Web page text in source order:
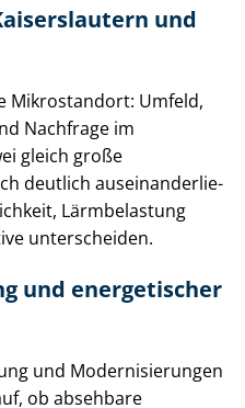
und
Mikrostandort: Umfeld,
Nachfrage im
gleich große
deutlich aus­ein­an­der­lie­
Lärmbelastung
unterscheiden.
und energetischer
und Mo­der­ni­sie­run­gen
ob absehbare